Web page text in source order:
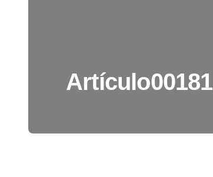
Artículo00181